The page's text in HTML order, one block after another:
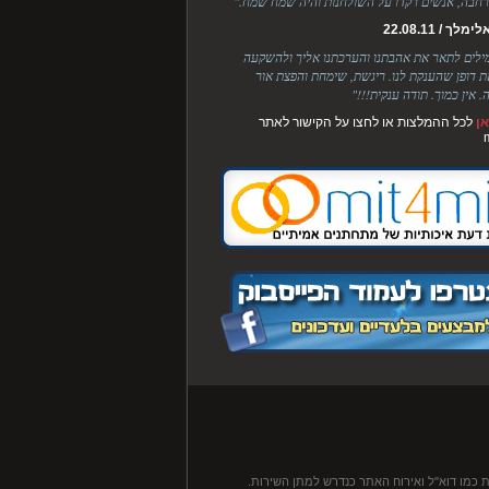
/ 22.08.11
לתאר את אהבתנו והערכתנו אליך ולהשקעה
דופן שהענקת לנו. ריגשת, שימחת והפצת אור
אין כמוך. תודה ענקית!!!"
לכל ההמלצות או לחצו על הקישור לאתר
דוא"ל ואירוח האתר כנדרש למתן השירות.